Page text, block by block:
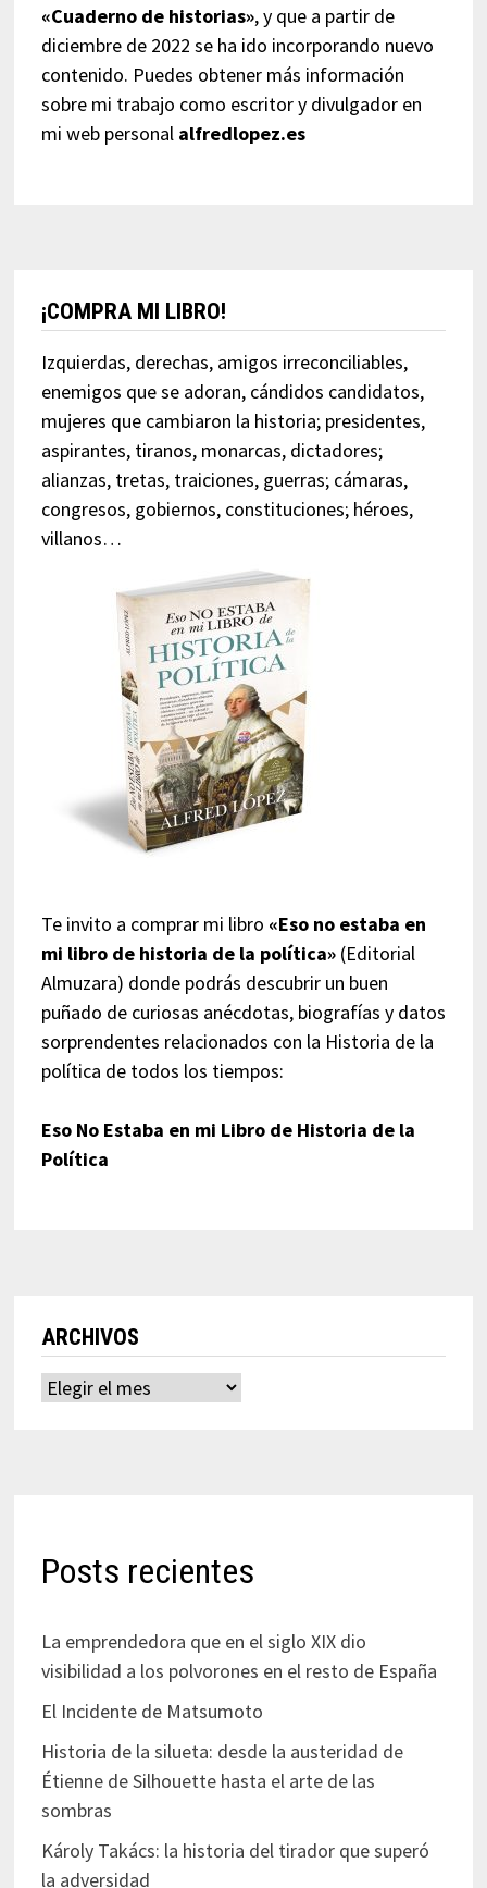
«Cuaderno de historias», y que a partir de
diciembre de 2022 se ha ido incorporando nuevo
contenido. Puedes obtener más información
sobre mi trabajo como escritor y divulgador en
mi web personal alfredlopez.es
¡COMPRA MI LIBRO!
Izquierdas, derechas, amigos irreconciliables,
enemigos que se adoran, cándidos candidatos,
mujeres que cambiaron la historia; presidentes,
aspirantes, tiranos, monarcas, dictadores;
alianzas, tretas, traiciones, guerras; cámaras,
congresos, gobiernos, constituciones; héroes,
villanos…
Te invito a comprar mi libro «Eso no estaba en
mi libro de historia de la política»(Editorial
Almuzara) donde podrás descubrir un buen
puñado de curiosas anécdotas, biografías y datos
sorprendentes relacionados con la Historia de la
política de todos los tiempos:
Eso No Estaba en mi Libro de Historia de la
Política
ARCHIVOS
Archivos
Posts recientes
La emprendedora que en el siglo XIX dio
visibilidad a los polvorones en el resto de España
El Incidente de Matsumoto
Historia de la silueta: desde la austeridad de
Étienne de Silhouette hasta el arte de las
sombras
Károly Takács: la historia del tirador que superó
la adversidad